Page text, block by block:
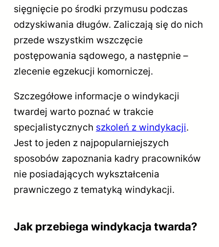
sięgnięcie po środki przymusu podczas
odzyskiwania długów. Zaliczają się do nich
przede wszystkim wszczęcie
postępowania sądowego, a następnie –
zlecenie egzekucji komorniczej.
Szczegółowe informacje o windykacji
twardej warto poznać w trakcie
specjalistycznych szkoleń z windykacji.
Jest to jeden z najpopularniejszych
sposobów zapoznania kadry pracowników
nie posiadających wykształcenia
prawniczego z tematyką windykacji.
Jak przebiega windykacja twarda?